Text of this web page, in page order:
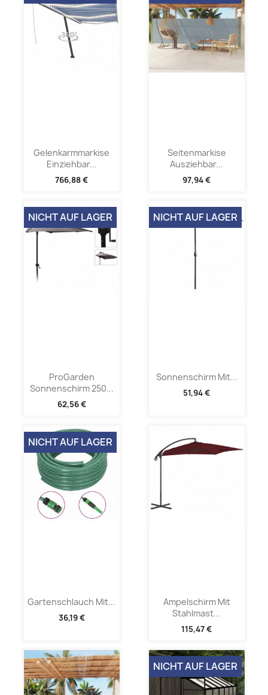
Gelenkarmmarkise
Einziehbar...
766,88 €
Seitenmarkise
Ausziehbar...
97,94 €
ProGarden
Sonnenschirm 250...
62,56 €
NICHT AUF LAGER
Sonnenschirm Mit...
51,94 €
NICHT AUF LAGER
Gartenschlauch Mit...
36,19 €
NICHT AUF LAGER
Ampelschirm Mit
Stahlmast...
115,47 €
NICHT AUF LAGER